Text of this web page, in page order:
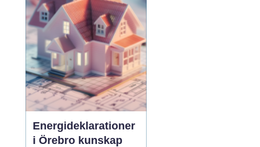
Det handlar lika mycket
om att förstå ...
Energideklarationer
i Örebro kunskap